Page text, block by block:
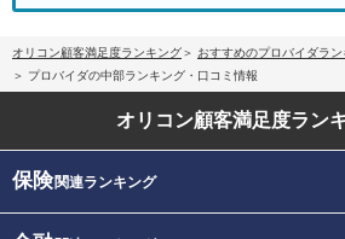
オリコン顧客満足度ランキング おすすめのプロバイダラ
プロバイダの中部ランキング・口コミ情報
オリコン顧客満足度ラン
保険関連ランキング